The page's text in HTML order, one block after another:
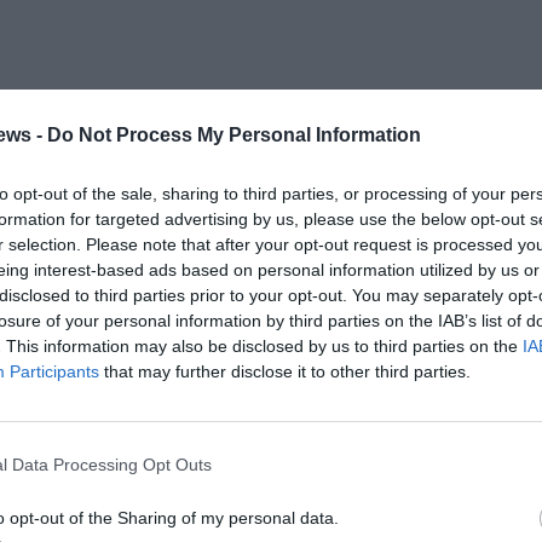
- Do Not Process My Personal Information
opt-out of the sale, sharing to third parties, or processing of your
for targeted advertising by us, please use the below opt-out
selection. Please note that after your opt-out request is processed
interest-based ads based on personal information utilized by us
to third parties prior to your opt-out. You may separately
of your personal information by third parties on the IAB’s list of
This information may also be disclosed by us to third parties on the
Participants that may further disclose it to other third parties.
Data Processing Opt Outs
opt-out of the Sharing of my personal data.
λειτουργικά έξοδα
ανάγκη «για να λειτουργήσουμε τα συστήματα πρέπει
πρέπει να πάμε σε ελληνικό δορυφόρο» καθώς
αμυντικές και επιθετικές».
2,5 δισ. ευρώ τον χρόνο άρα ένα συνολικό
είναι καλοδεχούμενη. Φέτος θα ξεπεράσουμε τα 20
40 δισ. ευρώ. Εκτιμούμε ότι θα πάμε σε 2 δισ.
έξοδα και αυτό είναι το απαισιόδοξο σενάριο».